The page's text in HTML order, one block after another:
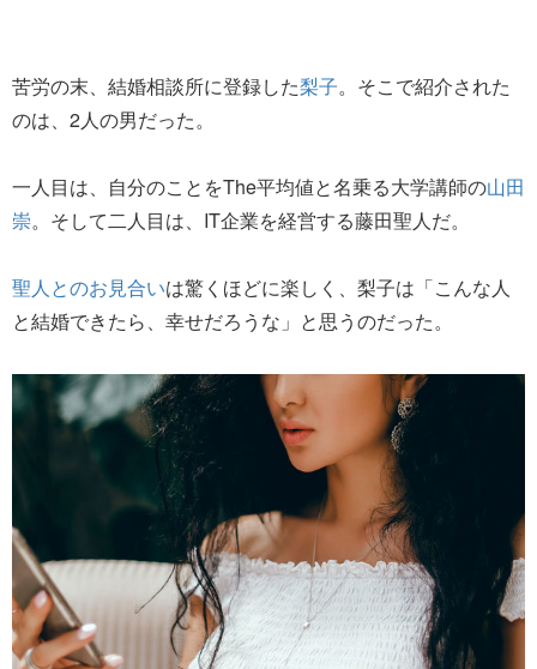
苦労の末、結婚相談所に登録した梨子。そこで紹介された
のは、2人の男だった。
一人目は、自分のことをThe平均値と名乗る大学講師の山田
崇。そして二人目は、IT企業を経営する藤田聖人だ。
聖人とのお見合いは驚くほどに楽しく、梨子は「こんな人
と結婚できたら、幸せだろうな」と思うのだった。